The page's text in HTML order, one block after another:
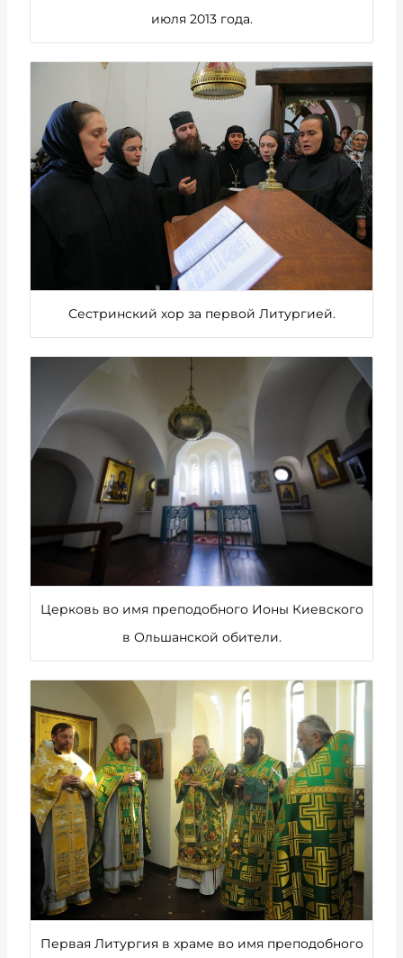
июля 2013 года.
Сестринский хор за первой Литургией.
Церковь во имя преподобного Ионы Киевского
в Ольшанской обители.
Первая Литургия в храме во имя преподобного